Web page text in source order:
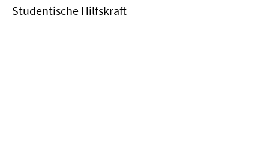
Studentische Hilfskraft